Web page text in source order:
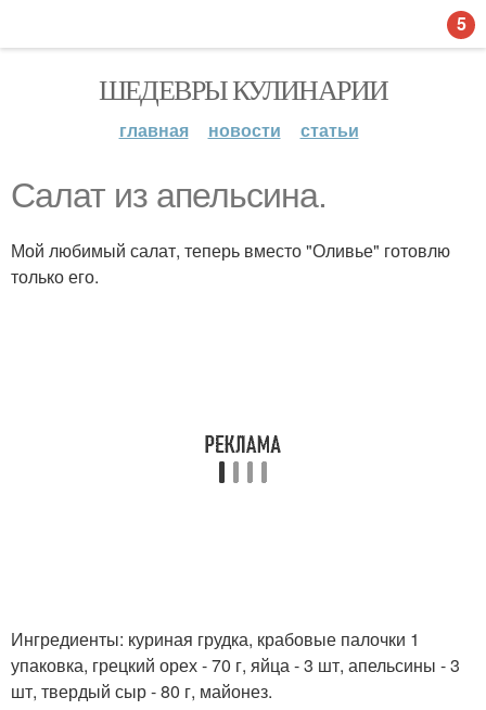
ШЕДЕВРЫ КУЛИНАРИИ
главная новости статьи
Салат из апельсина.
Мой любимый салат, теперь вместо "Оливье" готовлю
только его.
Ингредиенты: куриная грудка, крабовые палочки 1
упаковка, грецкий орех - 70 г, яйца - 3 шт, апельсины - 3
шт, твердый сыр - 80 г, майонез.
5